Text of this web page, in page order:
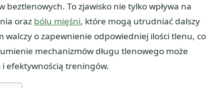
To zjawisko nie tylko wpływa na
oraz bólu mięśni, które mogą utrudniać dalszy
walczy o zapewnienie odpowiedniej ilości tlenu, co
mechanizmów długu tlenowego może
i efektywnością treningów.